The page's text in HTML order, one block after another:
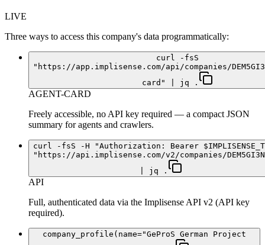
LIVE
Three ways to access this company's data programmatically:
curl -fsS
"https://app.implisense.com/api/companies/
card" | jq .
AGENT-CARD
Freely accessible, no API key required — a compact JSON
summary for agents and crawlers.
curl -fsS -H "Authorization: Bearer
"https://api.implisense.com/v2/companies/
| jq .
API
Full, authenticated data via the Implisense API v2 (API key
required).
company_profile(name="GeProS German Project